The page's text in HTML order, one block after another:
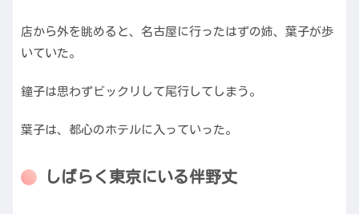
店から外を眺めると、名古屋に行ったはずの姉、葉子が歩
いていた。
鐘子は思わずビックリして尾行してしまう。
葉子は、都心のホテルに入っていった。
しばらく東京にいる伴野丈